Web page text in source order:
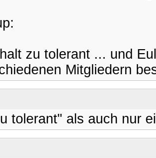
zu tolerant ... und
Mitgliedern
tolerant" als auch nur